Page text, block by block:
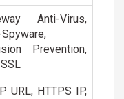
Anti-Virus,
Prevention,
URL, HTTPS IP,